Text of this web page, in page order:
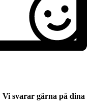
svarar gärna på dina